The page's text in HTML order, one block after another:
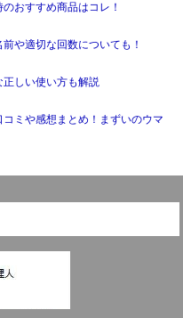
おすすめ商品はコレ！
や適切な回数についても！
しい使い方も解説
ミや感想まとめ！まずいのウマ